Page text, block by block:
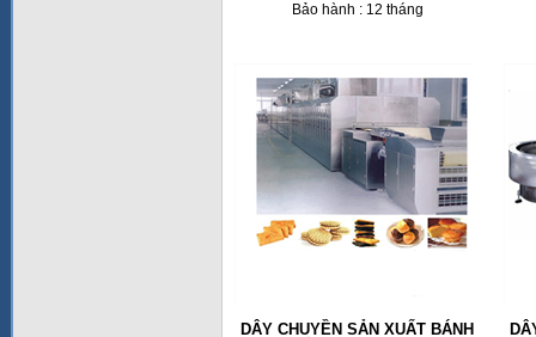
Bảo hành : 12 tháng
DÂY CHUYỀN SẢN XUẤT BÁNH